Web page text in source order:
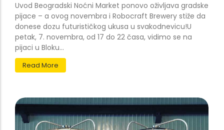
Uvod Beogradski Noćni Market ponovo oživljava gradske
pijace – a ovog novembra i Robocraft Brewery stiže da
donese dozu futurističkog ukusa u svakodnevicu!U
petak, 7. novembra, od 17 do 22 časa, vidimo se na
pijaci u Bloku...
Read More